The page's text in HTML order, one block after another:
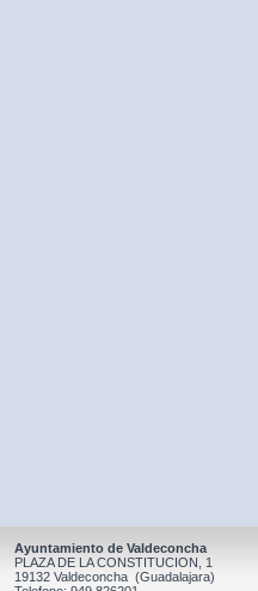
Ayuntamiento de Valdeconcha
PLAZA DE LA CONSTITUCION, 1
19132 Valdeconcha (Guadalajara)